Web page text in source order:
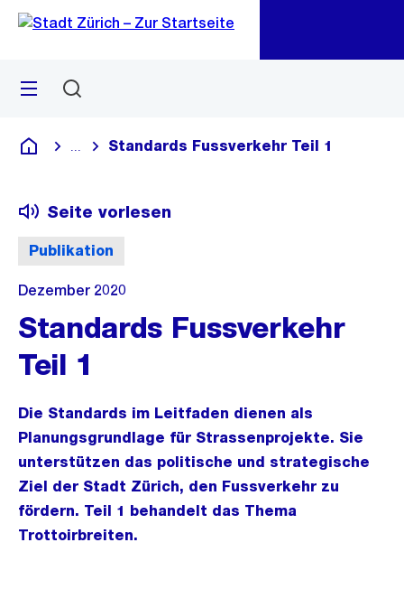
Navigation
Sprunglink
Menü
Deutsch
Blende alle Breadcrumbs ein
Standards Fussverkehr Teil 1
Publikation
Seite vorlesen
Dezember 2020
Standards Fussverkehr
Teil 1
Die Standards im Leitfaden dienen als
Planungsgrundlage für Strassenprojekte. Sie
unterstützen das politische und strategische
Ziel der Stadt Zürich, den Fussverkehr zu
fördern. Teil 1 behandelt das Thema
Trottoirbreiten.